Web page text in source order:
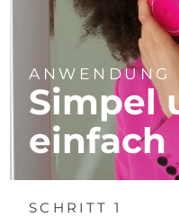
ANWENDUNG
Simpel
einfach
SCHRITT 1